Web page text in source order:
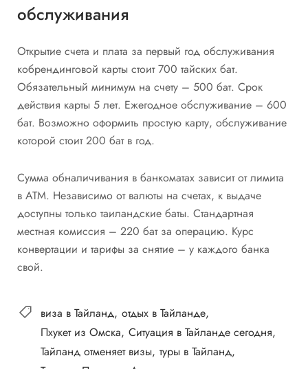
обслуживания
Открытие счета и плата за первый год обслуживания
кобрендинговой карты стоит 700 тайских бат.
Обязательный минимум на счету – 500 бат. Срок
действия карты 5 лет. Ежегодное обслуживание – 600
бат. Возможно оформить простую карту, обслуживание
которой стоит 200 бат в год.
Сумма обналичивания в банкоматах зависит от лимита
в АТМ. Независимо от валюты на счетах, к выдаче
доступны только таиландские баты. Стандартная
местная комиссия – 220 бат за операцию. Курс
конвертации и тарифы за снятие – у каждого банка
свой.
виза в Тайланд отдых в Тайланде
Пхукет из Омска Ситуация в Тайланде сегодня
Тайланд отменяет визы туры в Тайланд